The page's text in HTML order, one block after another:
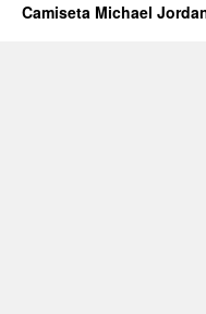
Camiseta Michael